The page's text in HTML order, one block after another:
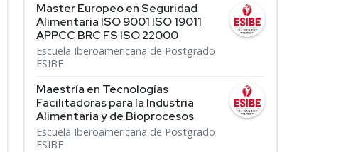
Master Europeo en Seguridad
Alimentaria ISO 9001 ISO 19011
APPCC BRC FS ISO 22000
Escuela Iberoamericana de Postgrado
ESIBE
Maestría en Tecnologías
Facilitadoras para la Industria
Alimentaria y de Bioprocesos
Escuela Iberoamericana de Postgrado
ESIBE